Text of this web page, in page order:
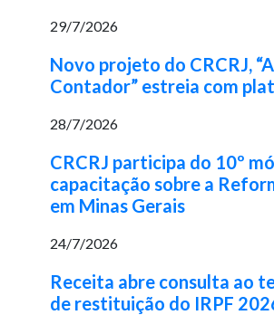
29/7/2026
Novo projeto do CRCRJ,
Contador” estreia com
28/7/2026
CRCRJ participa do 10º
capacitação sobre a
em Minas Gerais
24/7/2026
Receita abre consulta ao
de restituição do IRPF